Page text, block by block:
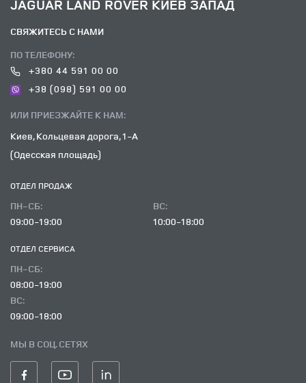
JAGUAR LAND ROVER КИЕВ ЗАПАД
СВЯЖИТЕСЬ С НАМИ
ПО ТЕЛЕФОНУ:
+380 44 591 00 00
+38 (098) 591 00 00
ИЛИ ПРИЕЗЖАЙТЕ К НАМ:
Киев, Кольцевая дорога, 1-А
(Одесская площадь)
ОТДЕЛ ПРОДАЖ
ПН-СБ:
09:00-19:00
ВC:
10:00-18:00
ОТДЕЛ CЕРВИСА
ПН-СБ:
08:00-19:00
ВC:
09:00-18:00
МЫ В СОЦ. СЕТЯХ